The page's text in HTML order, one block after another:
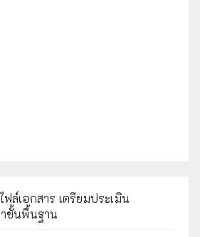
ล์เอกสาร เตรียมประเมิน
ขั้นพื้นฐาน